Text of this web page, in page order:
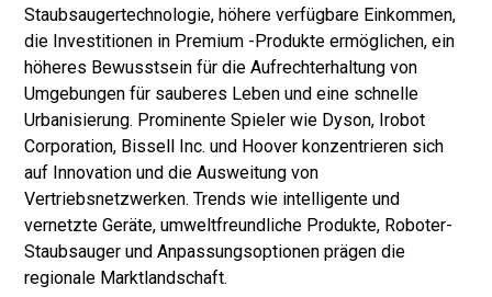
Staubsaugertechnologie, höhere verfügbare Einkommen,
die Investitionen in Premium -Produkte ermöglichen, ein
höheres Bewusstsein für die Aufrechterhaltung von
Umgebungen für sauberes Leben und eine schnelle
Urbanisierung. Prominente Spieler wie Dyson, Irobot
Corporation, Bissell Inc. und Hoover konzentrieren sich
auf Innovation und die Ausweitung von
Vertriebsnetzwerken. Trends wie intelligente und
vernetzte Geräte, umweltfreundliche Produkte, Roboter-
Staubsauger und Anpassungsoptionen prägen die
regionale Marktlandschaft.